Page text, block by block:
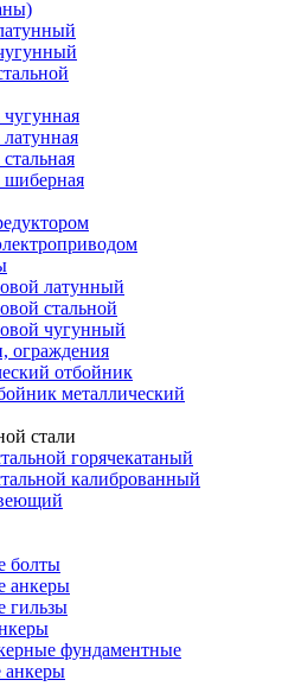
шиберная
латунный
стальной
чугунный
ограждения
отбойник
металлический
стали
горячекатаный
калиброванный
болты
анкеры
гильзы
фундаментные
анкеры